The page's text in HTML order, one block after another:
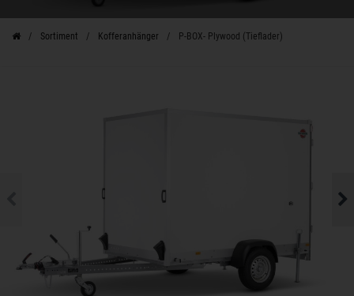
Sortiment Kofferanhänger P-BOX- Plywood (Tieflader)